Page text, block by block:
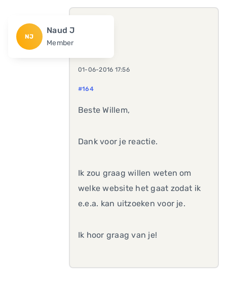
NJ
Naud J
Member
01-06-2016 17:56
#164
Beste Willem,
Dank voor je reactie.
Ik zou graag willen weten om
welke website het gaat zodat ik
e.e.a. kan uitzoeken voor je.
Ik hoor graag van je!